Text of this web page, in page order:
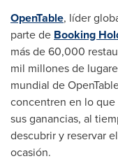
OpenTable, líder
parte de Booking
más de 60,000
mil millones de
mundial de
concentren en lo
sus ganancias, al
descubrir y reservar
ocasión.